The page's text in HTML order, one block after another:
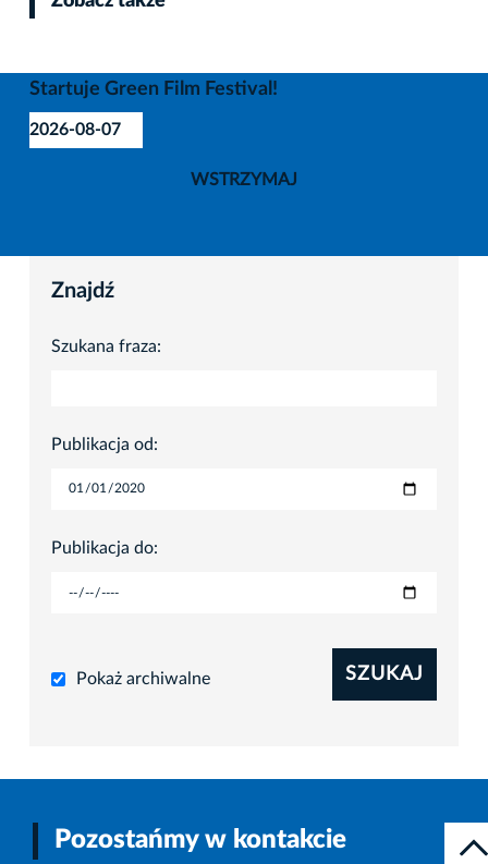
Startuje Green Film Festival!
2026-08-07
WSTRZYMAJ
Znajdź
Szukana fraza:
Publikacja od:
Publikacja do:
Pokaż archiwalne SZUKAJ
Pozostańmy w kontakcie